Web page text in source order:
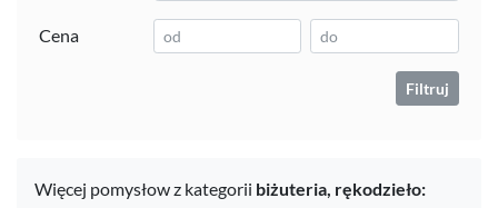
Cena
Filtruj
Więcej pomysłow z kategorii biżuteria, rękodzieło: